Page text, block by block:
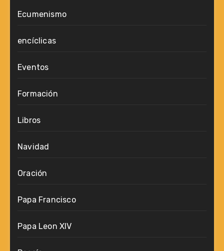
Ecumenismo
encíclicas
Eventos
Formación
Libros
Navidad
Oración
Papa Francisco
Papa Leon XIV